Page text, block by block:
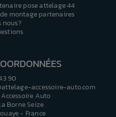
comme intensif.
VOS
le nombre de vélos à
et les plus confortables à
pose attelage 44
montage partenaires
nous?
90
accessoire-auto.com
Auto
Borne Seize
- France